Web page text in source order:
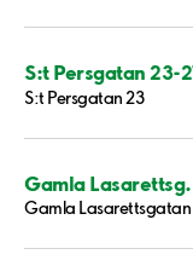
S:t Persgatan 23-
S:t Persgatan 23
Gamla
Gamla Lasarettsgatan